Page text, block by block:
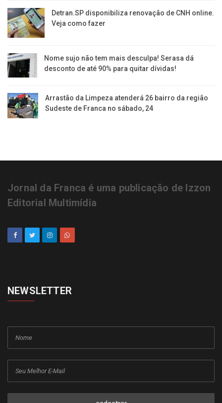
Detran.SP disponibiliza renovação de CNH online.
Veja como fazer
Nome sujo não tem mais desculpa! Serasa dá
desconto de até 90% para quitar dívidas!
Arrastão da Limpeza atenderá 26 bairro da região
Sudeste de Franca no sábado, 24
Jornal da Franca é uma publicação de Izzon
Editorial Multimídia
NEWSLETTER